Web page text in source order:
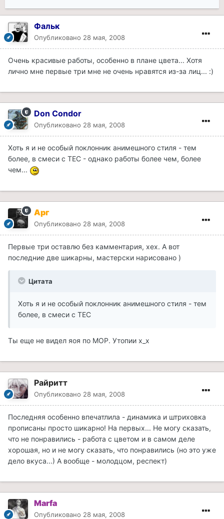
Фальк
Опубликовано 28 мая, 2008
Очень красивые работы, особенно в плане цвета... Хотя
лично мне первые три мне не очень нравятся из-за лиц... :)
Don Condor
Опубликовано 28 мая, 2008
Хоть я и не особый поклонник анимешного стиля - тем
более, в смеси с ТЕС - однако работы более чем, более
чем...
Арг
Опубликовано 28 мая, 2008
Первые три оставлю без камментария, хех. А вот
последние две шикарны, мастерски нарисовано )
Цитата
Хоть я и не особый поклонник анимешного стиля - тем
более, в смеси с ТЕС
Ты еще не видел яоя по МОР. Утопии х_х
Райритт
Опубликовано 28 мая, 2008
Последняя особенно впечатлила - динамика и штриховка
прописаны просто шикарно! На первых... Не могу сказать,
что не понравились - работа с цветом и в самом деле
хорошая, но и не могу сказать, что понравились (но это уже
дело вкуса...) А вообще - молодцом, респект)
Marfa
Опубликовано 28 мая, 2008